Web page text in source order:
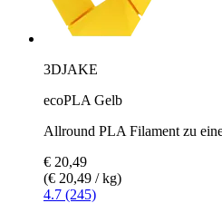
3DJAKE
ecoPLA Gelb
Allround PLA Filament zu
€ 20,49
(€ 20,49 / kg)
4.7 (245)